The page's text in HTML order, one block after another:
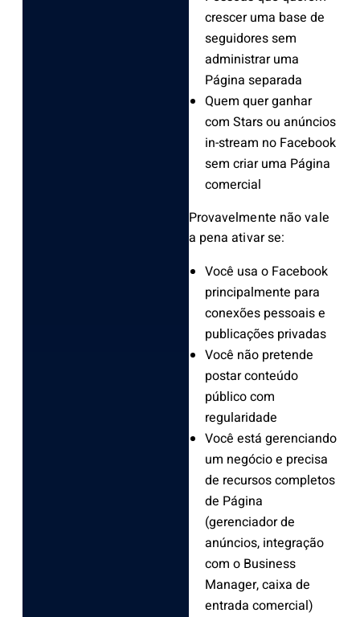
crescer uma base de
seguidores sem
administrar uma
Página separada
Quem quer ganhar
com Stars ou anúncios
in-stream no Facebook
sem criar uma Página
comercial
Provavelmente não vale
a pena ativar se:
Você usa o Facebook
principalmente para
conexões pessoais e
publicações privadas
Você não pretende
postar conteúdo
público com
regularidade
Você está gerenciando
um negócio e precisa
de recursos completos
de Página
(gerenciador de
anúncios, integração
com o Business
Manager, caixa de
entrada comercial)